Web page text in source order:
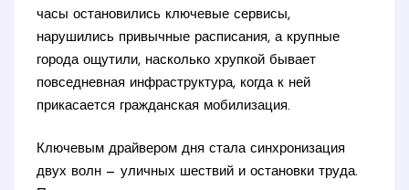
часы остановились ключевые сервисы,
нарушились привычные расписания, а крупные
города ощутили, насколько хрупкой бывает
повседневная инфраструктура, когда к ней
прикасается гражданская мобилизация.
Ключевым драйвером дня стала синхронизация
двух волн — уличных шествий и остановки труда.